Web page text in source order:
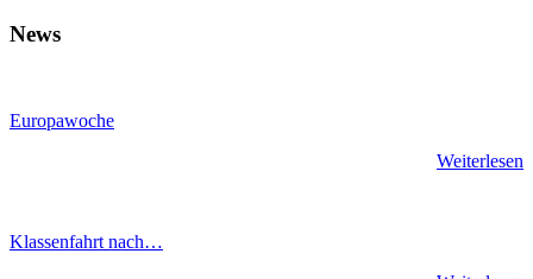
News
Europawoche
Weiterlesen
Klassenfahrt nach…